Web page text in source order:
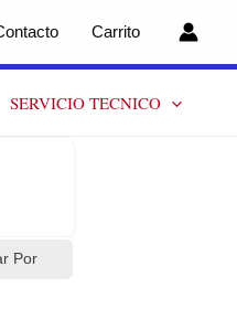
Carrito
SERVICIO TECNICO
Por